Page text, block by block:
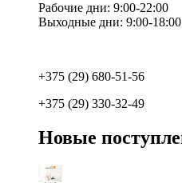
Рабочие дни: 9:00-22:00
Выходные дни: 9:00-18:00
+375 (29) 680-51-56
+375 (29) 330-32-49
Новые